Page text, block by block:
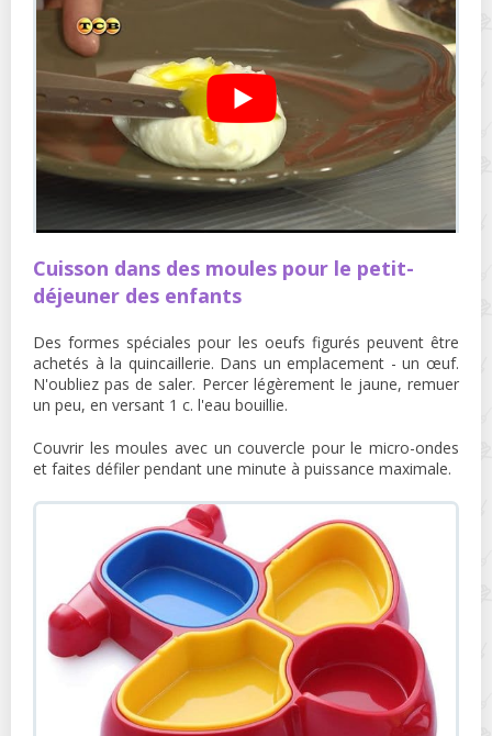
Cuisson dans des moules pour le petit-
déjeuner des enfants
Des formes spéciales pour les oeufs figurés peuvent être
achetés à la quincaillerie. Dans un emplacement - un œuf.
N'oubliez pas de saler. Percer légèrement le jaune, remuer
un peu, en versant 1 c. l'eau bouillie.
Couvrir les moules avec un couvercle pour le micro-ondes
et faites défiler pendant une minute à puissance maximale.